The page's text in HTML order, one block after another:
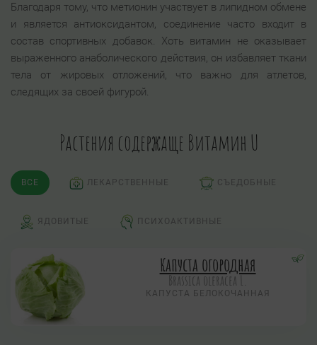
Благодаря тому, что метионин участвует в липидном обмене
и является антиоксидантом, соединение часто входит в
состав спортивных добавок. Хоть витамин не оказывает
выраженного анаболического действия, он избавляет ткани
тела от жировых отложений, что важно для атлетов,
следящих за своей фигурой.
Растения содержаще Витамин U
ВСЕ ЛЕКАРСТВЕННЫЕ СЪЕДОБНЫЕ
ЯДОВИТЫЕ ПСИХОАКТИВНЫЕ
Капуста огородная
Brassica oleracea L.
КАПУСТА БЕЛОКОЧАННАЯ